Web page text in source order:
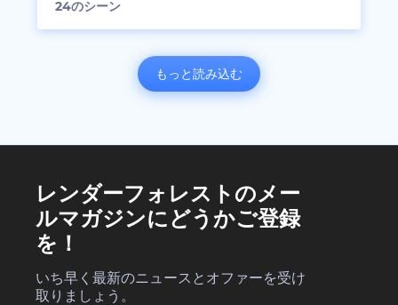
24のシーン
もっと読み込む
レンダーフォレストのメー
ルマガジンにどうかご登録
を！
いち早く最新のニュースとオファーを受け
取りましょう。